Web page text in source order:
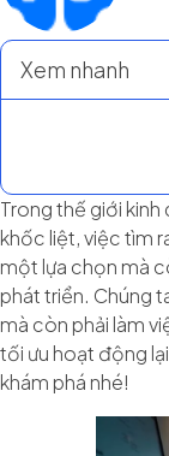
Xem nhanh
Trong thế giới kinh
khốc liệt, việc tìm
một lựa chọn mà
phát triển. Chúng
mà còn phải làm
tối ưu hoạt động
khám phá nhé!